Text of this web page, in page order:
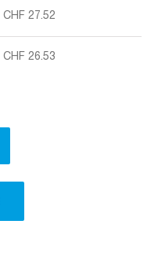
CHF 27.52
CHF 26.53